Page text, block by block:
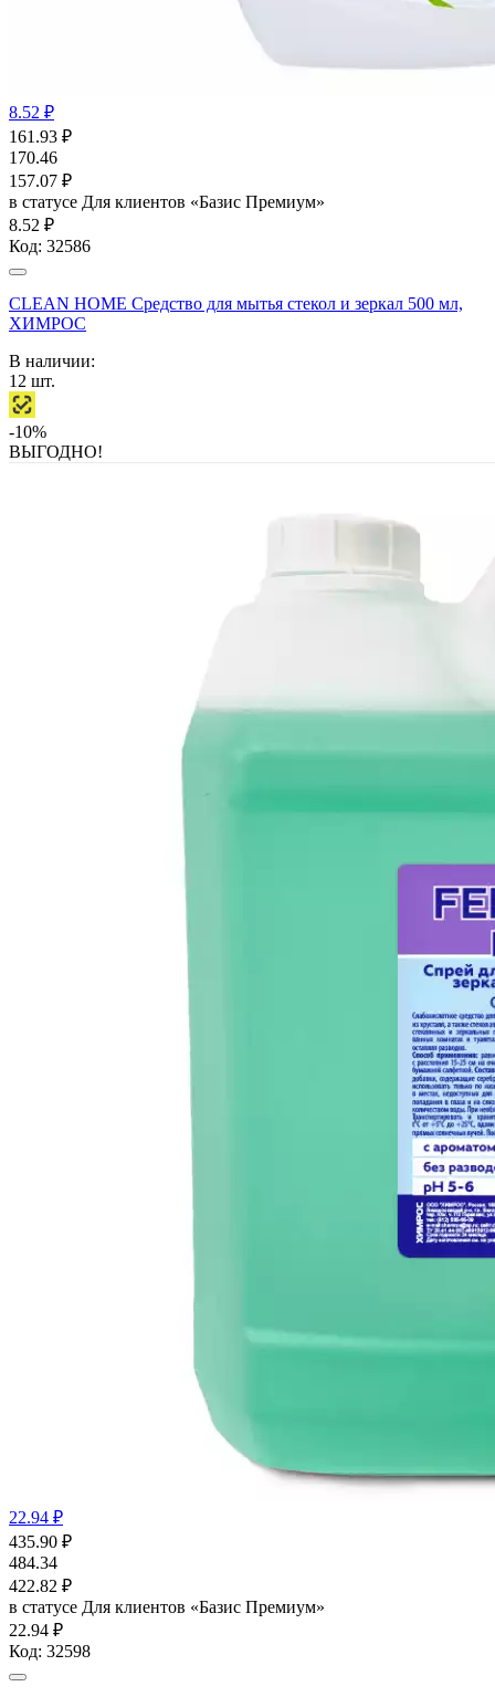
8.52 ₽
161.93 ₽
170.46
157.07 ₽
в статусе Для клиентов «Базис Премиум»
8.52 ₽
Код: 32586
CLEAN HOME Средство для мытья стекол и зеркал 500 мл,
ХИМРОС
В наличии:
12 шт.
-10%
ВЫГОДНО!
22.94 ₽
435.90 ₽
484.34
422.82 ₽
в статусе Для клиентов «Базис Премиум»
22.94 ₽
Код: 32598